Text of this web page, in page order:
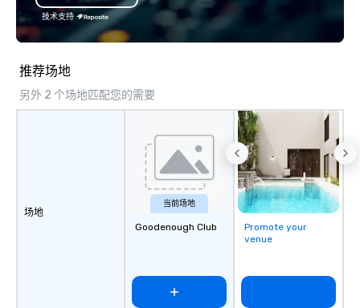
技术支持
推荐场地
另外 2 个场地匹配您的需要
场地
当前场地
Goodenough Club
Promote your
venue